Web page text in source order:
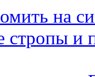
на
стропы и